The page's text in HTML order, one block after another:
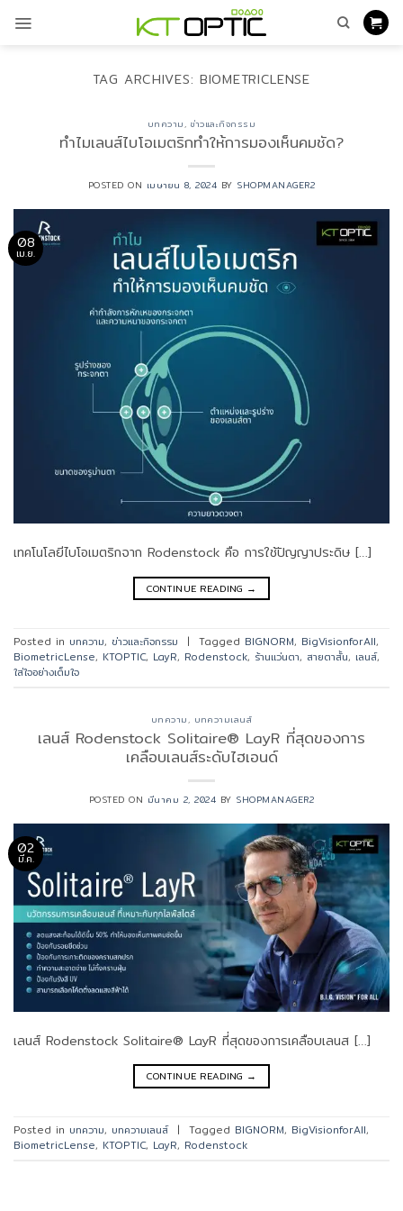
TAG ARCHIVES: BIOMETRICLENSE
บทความ, ข่าวและกิจกรรม
ทำไมเลนส์ไบโอเมตริกทำให้การมองเห็นคมชัด?
POSTED ON เมษายน 8, 2024 BY SHOPMANAGER2
08
เม.ย.
เทคโนโลยีไบโอเมตริกจาก Rodenstock คือ การใช้ปัญญาประดิษ […]
CONTINUE READING →
Posted in บทความ, ข่าวและกิจกรรม | Tagged BIGNORM, BigVisionforAll,
BiometricLense, KTOPTIC, LayR, Rodenstock, ร้านแว่นตา, สายตาสั้น, เลนส์,
ใส่ใจอย่างเต็มใจ
บทความ , บทความเลนส์
เลนส์ Rodenstock Solitaire® LayR ที่สุดของการ
เคลือบเลนส์ระดับไฮเอนด์
POSTED ON มีนาคม 2, 2024 BY SHOPMANAGER2
02
มี.ค.
เลนส์ Rodenstock Solitaire® LayR ที่สุดของการเคลือบเลนส […]
CONTINUE READING →
Posted in บทความ, บทความเลนส์ | Tagged BIGNORM, BigVisionforAll,
BiometricLense, KTOPTIC, LayR, Rodenstock